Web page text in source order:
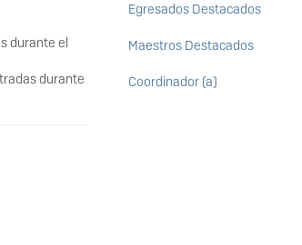
durante el
durante
Egresados Destacados
Maestros Destacados
Coordinador (a)